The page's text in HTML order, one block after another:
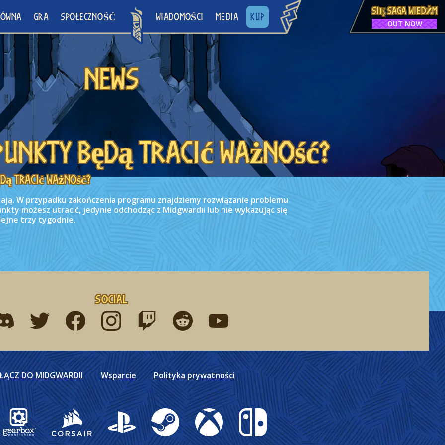
GRA SPOŁECZNOŚĆ WIADOMOŚCI MEDIA KUP
SIĘ SAGA WIEDŹM
OUT NOW
News
będą tracić ważność?
tracić ważność?
W przypadku zakończenia programu znajdziemy rozwiązanie problemu
możesz utracić, jedynie odchodząc z Midgwardii lub nie wykazując się
trzy tygodnie.
Social
me on discord
Find me on twitterFind me on facebook
Find me on instagram
Find me on twitchFind me on redditFind me on youtube
DO MIDGWARDII Wsparcie Polityka prywatności
Gearbox Publishing
Corsair PlayStation Steam Xbox Nintendo Switch